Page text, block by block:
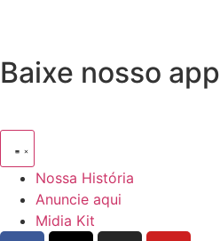
Baixe nosso app
Nossa História
Anuncie aqui
Midia Kit